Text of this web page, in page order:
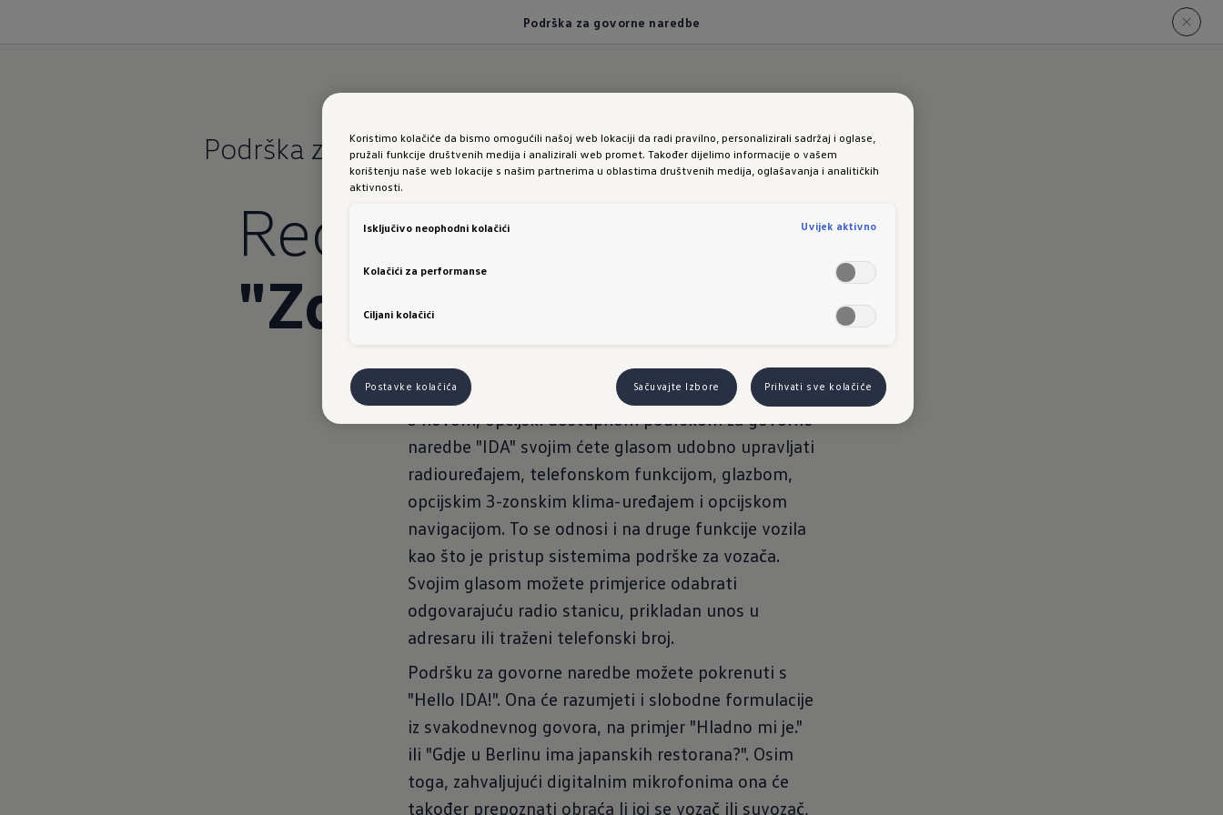
Podrška za govorne naredbe
Podrška za govorne naredbe
Recite svom
Tiguanu
"Zdravo!"
S novom, opcijski dostupnom podrškom za govorne
naredbe "IDA" svojim ćete glasom udobno upravljati
radiouređajem, telefonskom funkcijom, glazbom,
opcijskim 3-zonskim klima-uređajem i opcijskom
navigacijom. To se odnosi i na druge funkcije vozila
kao što je pristup sistemima podrške za vozača.
Svojim glasom možete primjerice odabrati
odgovarajuću radio stanicu, prikladan unos u
adresaru ili traženi telefonski broj.
Podršku za govorne naredbe možete pokrenuti s
"Hello IDA!". Ona će razumjeti i slobodne formulacije
iz svakodnevnog govora, na primjer "Hladno mi je."
ili "Gdje u Berlinu ima japanskih restorana?". Osim
toga, zahvaljujući digitalnim mikrofonima ona će
također prepoznati obraća li joj se vozač ili suvozač,
Koristimo kolačiće da bismo omogućili našoj web lokaciji da radi pravilno, personalizirali sadržaj i oglase,
pružali funkcije društvenih medija i analizirali web promet. Također dijelimo informacije o vašem
korištenju naše web lokacije s našim partnerima u oblastima društvenih medija, oglašavanja i analitičkih
aktivnosti.
Isključivo neophodni kolačići Uvijek aktivno
Kolačići za performanse
Ciljani kolačići
Postavke kolačića Sačuvajte Izbore Prihvati sve kolačiće